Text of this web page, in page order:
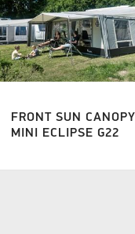
FRONT SUN CANOPY
MINI ECLIPSE G22